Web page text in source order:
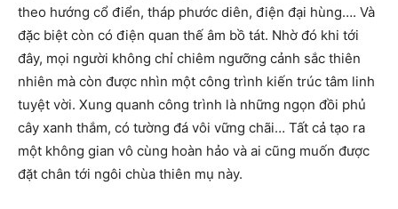
theo hướng cổ điển, tháp phước diên, điện đại hùng…. Và
đặc biệt còn có điện quan thế âm bồ tát. Nhờ đó khi tới
đây, mọi người không chỉ chiêm ngưỡng cảnh sắc thiên
nhiên mà còn được nhìn một công trình kiến trúc tâm linh
tuyệt vời. Xung quanh công trình là những ngọn đồi phủ
cây xanh thắm, có tường đá vôi vững chãi… Tất cả tạo ra
một không gian vô cùng hoàn hảo và ai cũng muốn được
đặt chân tới ngôi chùa thiên mụ này.